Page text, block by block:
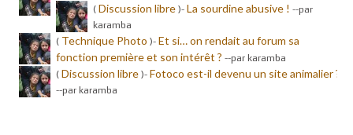
( Discussion libre )- La sourdine abusive ! --par
karamba
( Technique Photo )- Et si… on rendait au forum sa
fonction première et son intérêt ? --par karamba
( Discussion libre )- Fotoco est-il devenu un site animalier ?
--par karamba